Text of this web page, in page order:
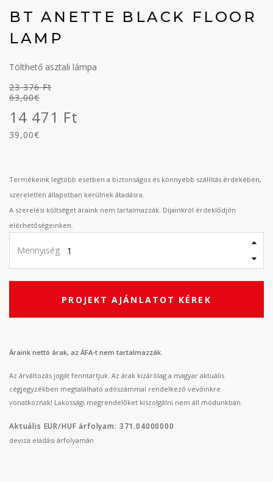
BT ANETTE BLACK FLOOR
LAMP
Tölthető asztali lámpa
14 471 Ft
39,00€
23 376 Ft
63,00€
Termékeink legtöbb esetben a biztonságos és könnyebb szállítás érdekében,
szereletlen állapotban kerülnek átadásra.
A szerelési költséget áraink nem tartalmazzák. Díjainkról érdeklődjön
elérhetőségeinken.
Mennyiség
PROJEKT AJÁNLATOT KÉREK
Áraink nettó árak, az ÁFA-t nem tartalmazzák.
Az árváltozás jogát fenntartjuk. Az árak kizárólag a magyar aktuális
cégjegyzékben megtalálható adószámmal rendelkező vevőinkre
vonatkoznak! Lakossági megrendelőket kiszolgálni nem áll módunkban.
Aktuális EUR/HUF árfolyam: 371.04000000
deviza eladási árfolyamán